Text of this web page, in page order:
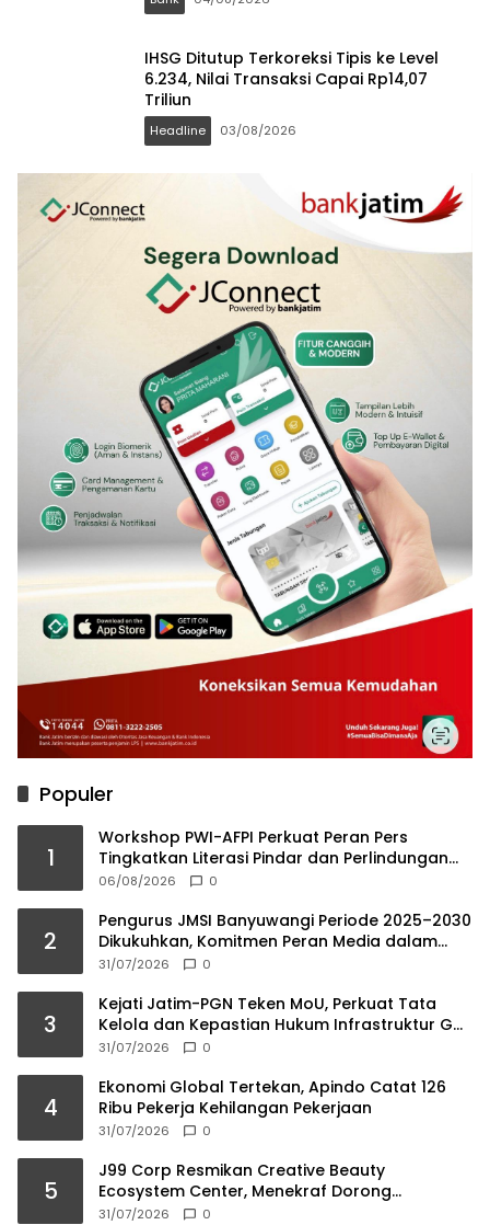
IHSG Ditutup Terkoreksi Tipis ke Level
6.234, Nilai Transaksi Capai Rp14,07
Triliun
Headline 03/08/2026
Populer
1
Workshop PWI-AFPI Perkuat Peran Pers
Tingkatkan Literasi Pindar dan Perlindungan
Masyarakat
06/08/2026 0
2
Pengurus JMSI Banyuwangi Periode 2025–2030
Dikukuhkan, Komitmen Peran Media dalam
Investasi Daerah
31/07/2026 0
3
Kejati Jatim-PGN Teken MoU, Perkuat Tata
Kelola dan Kepastian Hukum Infrastruktur Gas
Bumi
31/07/2026 0
4
Ekonomi Global Tertekan, Apindo Catat 126
Ribu Pekerja Kehilangan Pekerjaan
31/07/2026 0
5
J99 Corp Resmikan Creative Beauty
Ecosystem Center, Menekraf Dorong
Ekosistem Industri Kreatif
31/07/2026 0